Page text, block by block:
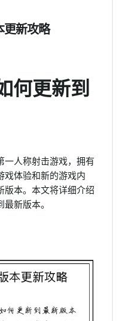
更新攻略
何更新到
一人称射击游戏，拥有
戏体验和新的游戏内
版本。本文将详细介绍
新版本。